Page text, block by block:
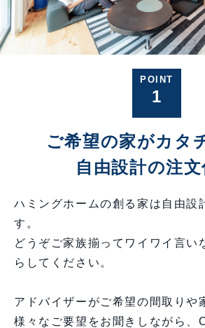
POINT
1
ご希望の家がカタ
自由設計の注
ハミングホームの創る家は自由設
す。
どうぞご家族揃ってワイワイ言い
らしてください。
アドバイザーがご希望の間取りや
様々なご要望をお聞きしながら、